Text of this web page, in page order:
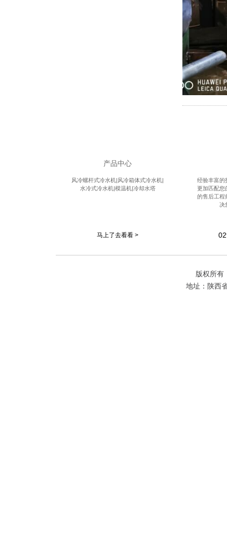
产品中心
风冷螺杆式冷水机|风冷箱体式冷水机|
水冷式冷水机|模温机|冷却水塔
马上了去看看 >
经验丰富的
更加匹配您
的售后工程
决
版权所
地址：陕西